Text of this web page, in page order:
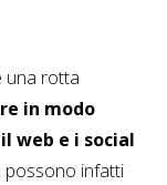
una rotta
in modo
web e i social
possono infatti